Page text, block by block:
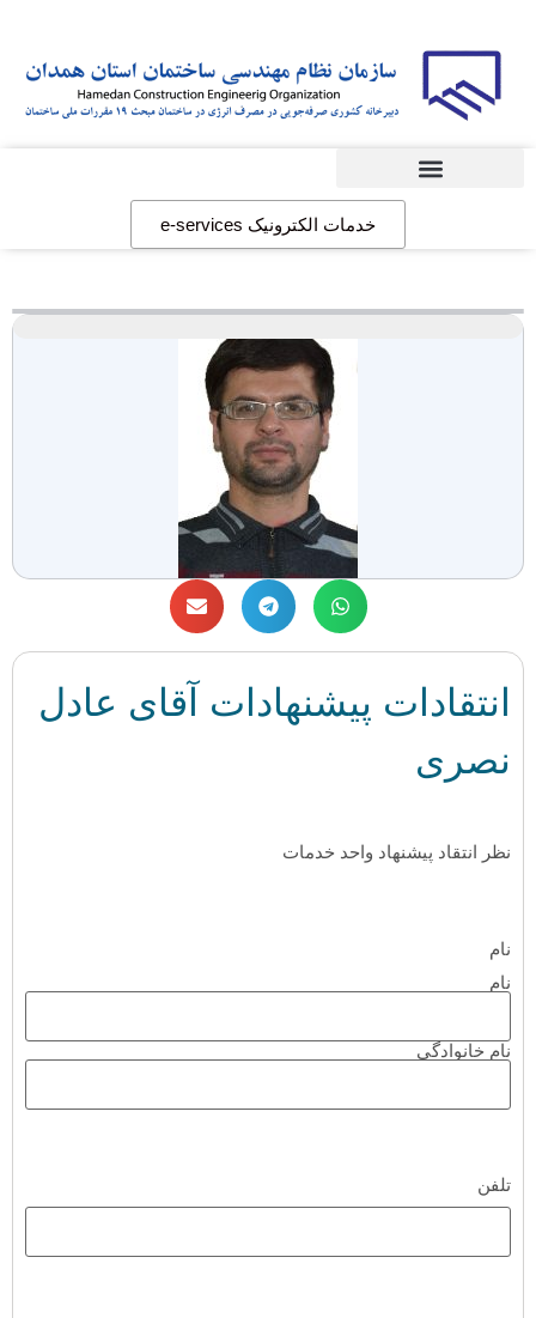
خدمات الکترونیک e-services
انتقادات پیشنهادات آقای عادل
نصری
نظر انتقاد پیشنهاد واحد خدمات
نام
نام
نام خانوادگی
تلفن